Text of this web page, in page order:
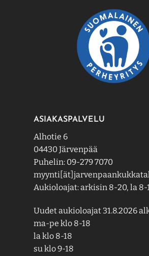
ASIAKASPALVELU
Alhotie 6
04430 Järvenpää
Puhelin: 09-279 7070
Aukioloajat: arkisin 8-20, la 8-
Uudet aukioloajat 31.8.2026
ma-pe klo 8-18
la klo 8-18
su klo 9-18